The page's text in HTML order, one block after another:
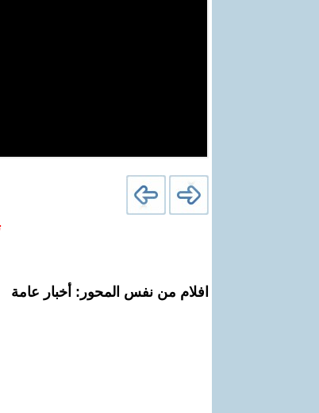
افلام من نفس المحور: أخبار عامة